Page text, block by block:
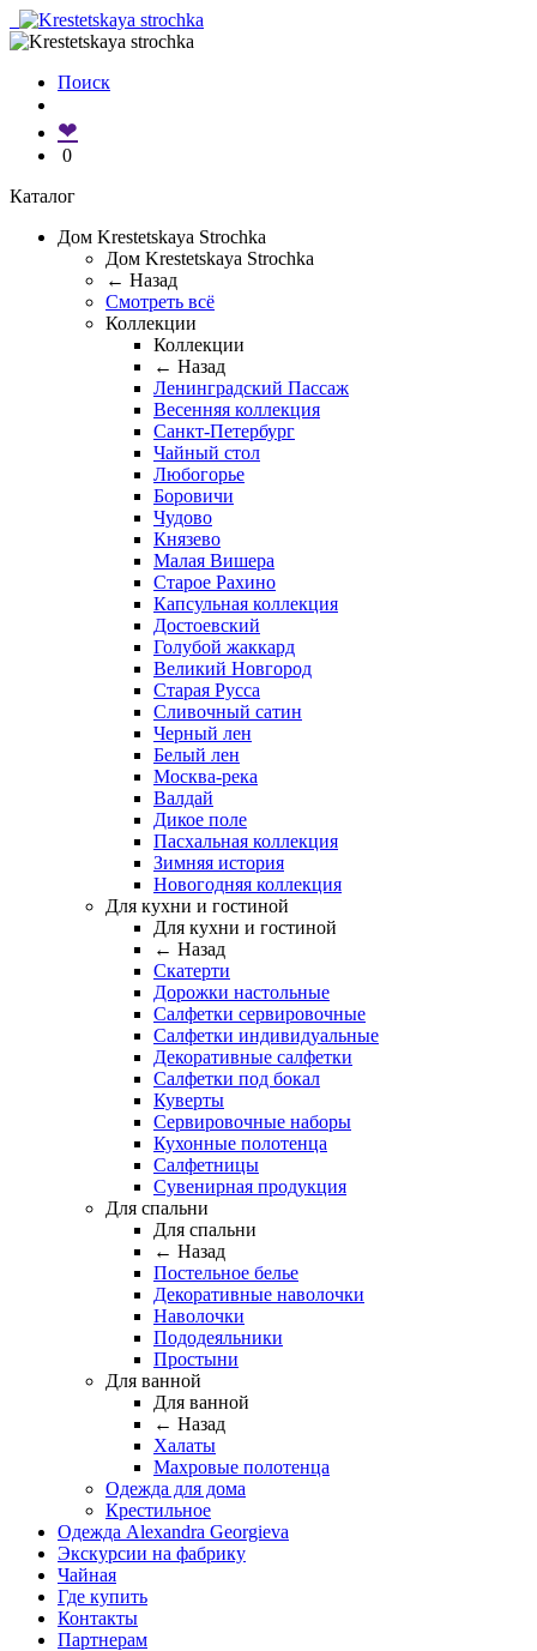
Поиск
❤
0
Каталог
Дом Krestetskaya Strochka
Дом Krestetskaya Strochka
← Назад
Смотреть всё
Коллекции
Коллекции
← Назад
Ленинградский Пассаж
Весенняя коллекция
Санкт-Петербург
Чайный стол
Любогорье
Боровичи
Чудово
Князево
Малая Вишера
Старое Рахино
Капсульная коллекция
Достоевский
Голубой жаккард
Великий Новгород
Старая Русса
Сливочный сатин
Черный лен
Белый лен
Москва-река
Валдай
Дикое поле
Пасхальная коллекция
Зимняя история
Новогодняя коллекция
Для кухни и гостиной
Для кухни и гостиной
← Назад
Скатерти
Дорожки настольные
Салфетки сервировочные
Салфетки индивидуальные
Декоративные салфетки
Салфетки под бокал
Куверты
Сервировочные наборы
Кухонные полотенца
Салфетницы
Сувенирная продукция
Для спальни
Для спальни
← Назад
Постельное белье
Декоративные наволочки
Наволочки
Пододеяльники
Простыни
Для ванной
Для ванной
← Назад
Халаты
Махровые полотенца
Одежда для дома
Крестильное
Одежда Alexandra Georgieva
Экскурсии на фабрику
Чайная
Где купить
Контакты
Партнерам